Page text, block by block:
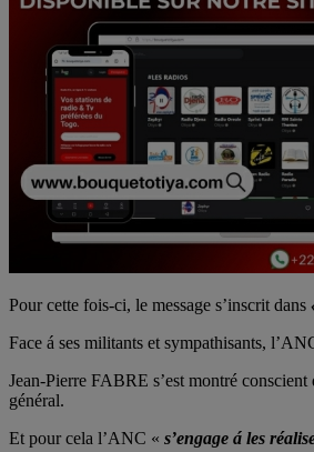
Pour cette fois-ci, le message s’inscrit dans
Face á ses militants et sympathisants,
Jean-Pierre FABRE s’est montré
général.
Et pour cela l’ANC « s’engage á les